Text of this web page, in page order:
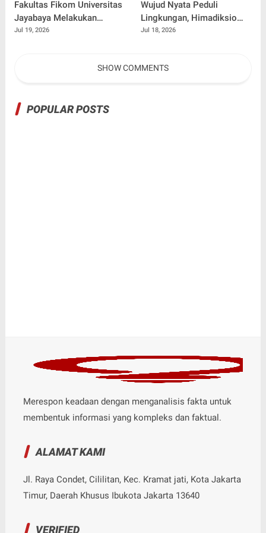
Fakultas Fikom Universitas
Jayabaya Melakukan
Pengabdian Masyarakat
Jul 19, 2026
Wujud Nyata Peduli
Lingkungan, Himadiksio
Untirta Gelar Dialog
Jul 18, 2026
SHOW COMMENTS
POPULAR POSTS
Merespon keadaan dengan menganalisis fakta untuk
membentuk informasi yang kompleks dan faktual.
ALAMAT KAMI
Jl. Raya Condet, Cililitan, Kec. Kramat jati, Kota Jakarta
Timur, Daerah Khusus Ibukota Jakarta 13640
VERIFIED